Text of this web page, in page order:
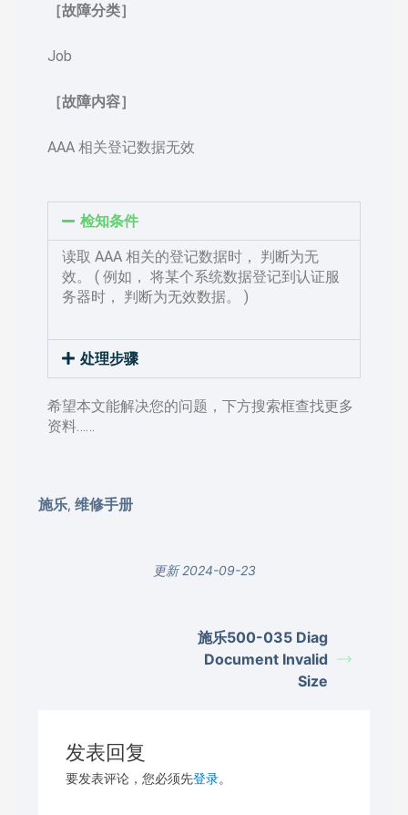
［故障分类］
Job
［故障内容］
AAA 相关登记数据无效
检知条件
读取 AAA 相关的登记数据时， 判断为无
效。 ( 例如， 将某个系统数据登记到认证服
务器时， 判断为无效数据。 )
处理步骤
希望本文能解决您的问题，下方搜索框查找更多
资料……
施乐,维修手册
更新 2024-09-23
施乐500-035 Diag
Document Invalid
Size
发表回复
要发表评论，您必须先登录。